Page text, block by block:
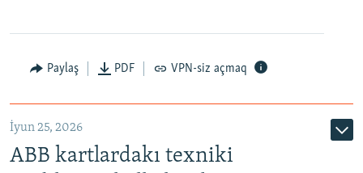
Auto 240p 360p 480p
720p 1080p
Paylaş PDF VPN-siz açmaq
İyun 25, 2026
ABB kartlardakı texniki